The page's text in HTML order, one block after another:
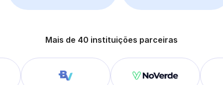
Mais de 40 instituições parceiras